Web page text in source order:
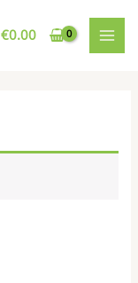
€0.00